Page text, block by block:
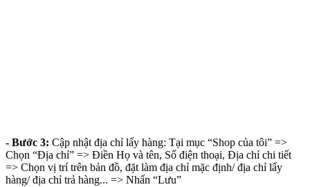
- Bước 3: Cập nhật địa chỉ lấy hàng: Tại mục “Shop của tôi” =>
Chọn “Địa chỉ” => Điền Họ và tên, Số điện thoại, Địa chỉ chi tiết
=> Chọn vị trí trên bản đồ, đặt làm địa chỉ mặc định/ địa chỉ lấy
hàng/ địa chỉ trả hàng... => Nhấn “Lưu”